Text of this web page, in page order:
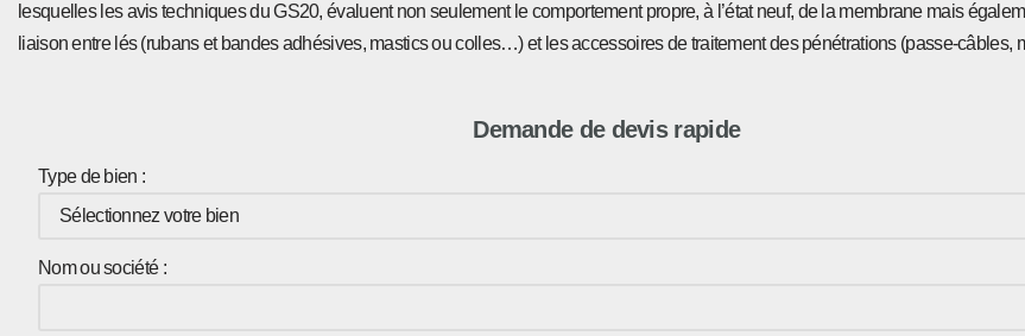
lesquelles les avis techniques du GS20, évaluent non seulement le comportement propre, à l’état neuf, de la membrane mais
liaison entre lés (rubans et bandes adhésives, mastics ou colles…) et les accessoires de traitement des pénétrations (passe-câbles,
Demande de devis rapide
Type de bien :
Nom ou société :